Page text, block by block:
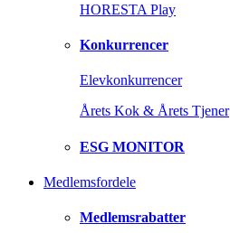
HORESTA Play
Konkurrencer
Elevkonkurrencer
Årets Kok & Årets Tjener
ESG MONITOR
Medlemsfordele
Medlemsrabatter